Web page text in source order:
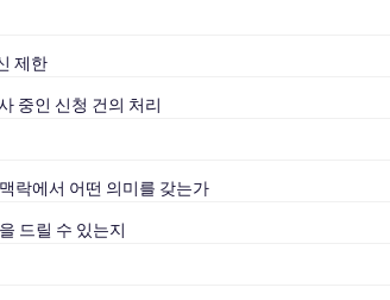
제한
중인 신청 건의 처리
락에서 어떤 의미를 갖는가
드릴 수 있는지